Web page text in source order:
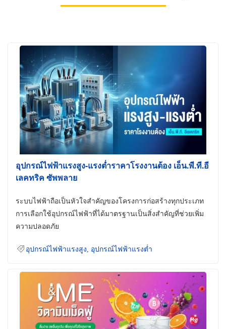
อุปกรณ์ไฟฟ้าแรงสูง-แรงต่ำราคาโรงงานต้อง เอ็น.พี.ที.อี
เลคทริค ซัพพลาย
ระบบไฟฟ้าถือเป็นหัวใจสำคัญของโครงการก่อสร้างทุกประเภท
การเลือกใช้อุปกรณ์ไฟฟ้าที่ได้มาตรฐานเป็นสิ่งสำคัญที่ช่วยเพิ่ม
ความปลอดภัย
อุปกรณ์ไฟฟ้าแรงสูง อุปกรณ์ไฟฟ้าแรงต่ำ